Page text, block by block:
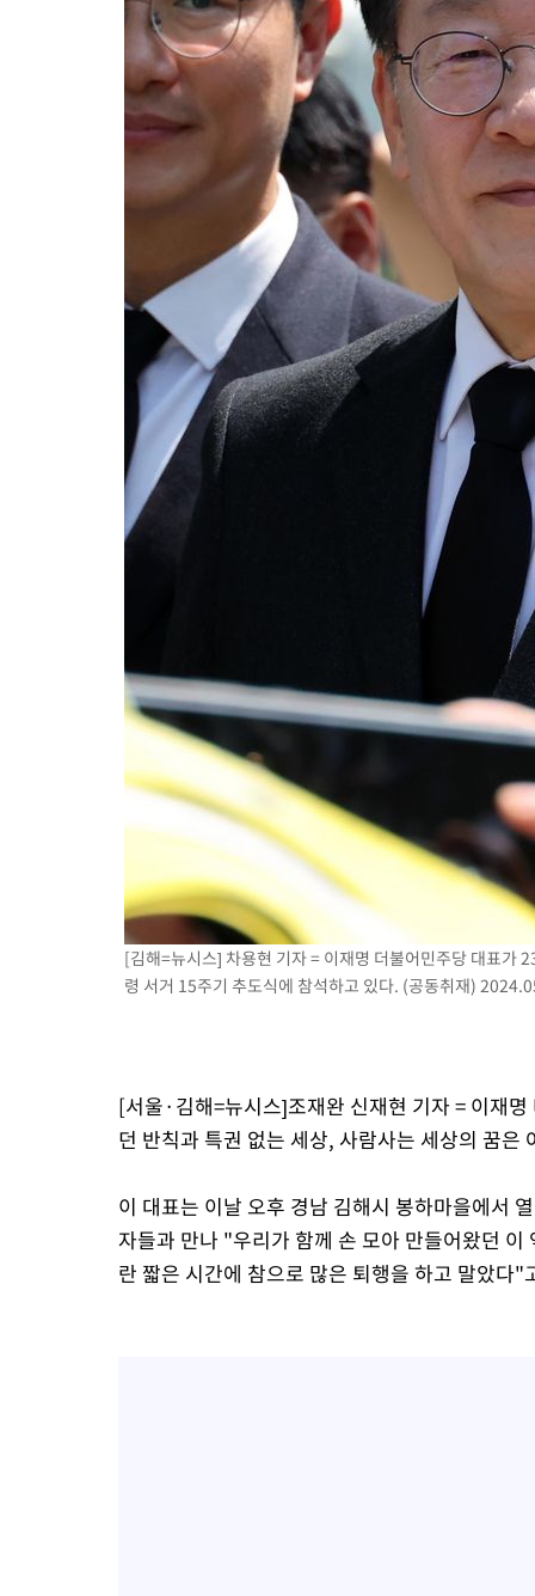
[김해=뉴시스] 차용현 기자 = 이재명 더불어민주당 대표가
령 서거 15주기 추도식에 참석하고 있다. (공동취재)
[서울·김해=뉴시스]조재완 신재현 기자 = 이재
던 반칙과 특권 없는 세상, 사람사는 세상의 꿈은
이 대표는 이날 오후 경남 김해시 봉하마을에서
자들과 만나 "우리가 함께 손 모아 만들어왔던
란 짧은 시간에 참으로 많은 퇴행을 하고 말았다"